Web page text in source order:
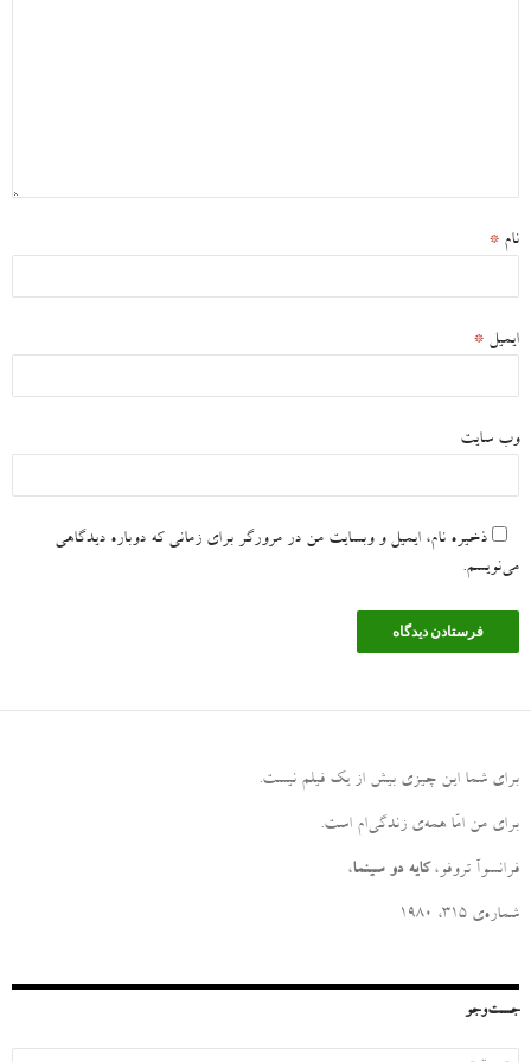
نام *
ایمیل *
وب‌ سایت
ذخیره نام، ایمیل و وبسایت من در مرورگر برای زمانی که دوباره دیدگاهی
می‌نویسم.
برای شما این چیزی بیش از یک فیلم نیست.
برای من امّا همه‌ی زندگی‌ام است.
فرانسوآ تروفو، کایه دو سینما،
شماره‌ی ۳۱۵، ۱۹۸۰
جست‌وجو